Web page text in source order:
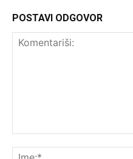
POSTAVI ODGOVOR